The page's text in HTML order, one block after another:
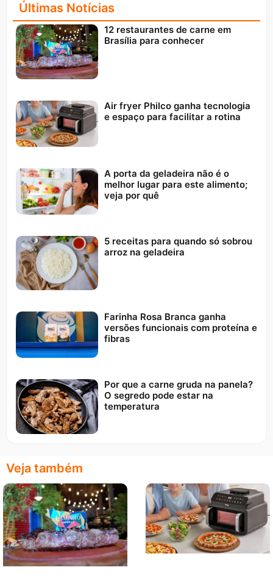
Últimas Notícias
12 restaurantes de carne em
Brasília para conhecer
Air fryer Philco ganha tecnologia
e espaço para facilitar a rotina
A porta da geladeira não é o
melhor lugar para este alimento;
veja por quê
5 receitas para quando só sobrou
arroz na geladeira
Farinha Rosa Branca ganha
versões funcionais com proteína e
fibras
Por que a carne gruda na panela?
O segredo pode estar na
temperatura
Veja também